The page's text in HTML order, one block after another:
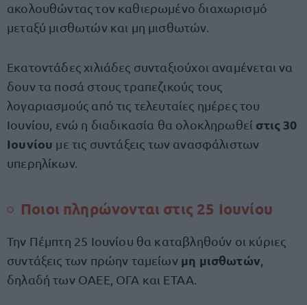
ακολουθώντας τον καθιερωμένο διαχωρισμό
μεταξύ μισθωτών και μη μισθωτών.
Εκατοντάδες χιλιάδες συνταξιούχοι αναμένεται να
δουν τα ποσά στους τραπεζικούς τους
λογαριασμούς από τις τελευταίες ημέρες του
Ιουνίου, ενώ η διαδικασία θα ολοκληρωθεί στις 30
Ιουνίου με τις συντάξεις των ανασφάλιστων
υπερηλίκων.
Ποιοι πληρώνονται στις 25 Ιουνίου
Την Πέμπτη 25 Ιουνίου θα καταβληθούν οι κύριες
συντάξεις των πρώην ταμείων μη μισθωτών
δηλαδή των ΟΑΕΕ, ΟΓΑ και ΕΤΑΑ.